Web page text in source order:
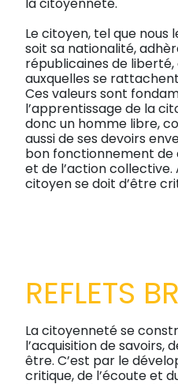
Le citoyen, tel que nous
soit sa nationalité,
républicaines de
auxquelles se
Ces valeurs sont
l’apprentissage de la
donc un homme libre,
aussi de ses devoirs
bon fonctionnement de
et de l’action
citoyen se doit d’être
REFLETS
La citoyenneté se
l’acquisition de savoirs,
être. C’est par le
critique, de l’écoute et